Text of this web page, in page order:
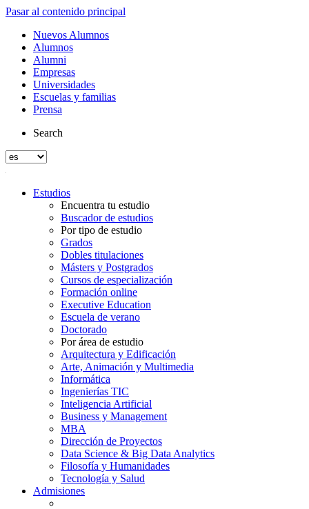
Pasar al contenido principal
Nuevos Alumnos
Alumnos
Alumni
Empresas
Universidades
Escuelas y familias
Prensa
Search
Estudios
Encuentra tu estudio
Buscador de estudios
Por tipo de estudio
Grados
Dobles titulaciones
Másters y Postgrados
Cursos de especialización
Formación online
Executive Education
Escuela de verano
Doctorado
Por área de estudio
Arquitectura y Edificación
Arte, Animación y Multimedia
Informática
Ingenierías TIC
Inteligencia Artificial
Business y Management
MBA
Dirección de Proyectos
Data Science & Big Data Analytics
Filosofía y Humanidades
Tecnología y Salud
Admisiones